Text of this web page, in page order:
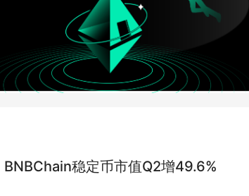
稳定币市值Q2增49.6%